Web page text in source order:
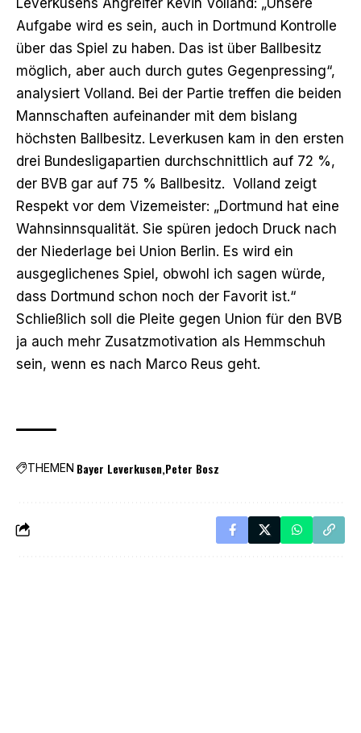
Aufgabe wird es sein, auch in Dortmund Kontrolle
über das Spiel zu haben. Das ist über Ballbesitz
möglich, aber auch durch gutes Gegenpressing“,
analysiert Volland. Bei der Partie treffen die beiden
Mannschaften aufeinander mit dem bislang
höchsten Ballbesitz. Leverkusen kam in den ersten
drei Bundesligapartien durchschnittlich auf 72 %,
der BVB gar auf 75 % Ballbesitz. Volland zeigt
Respekt vor dem Vizemeister: „Dortmund hat eine
Wahnsinnsqualität. Sie spüren jedoch Druck nach
der Niederlage bei Union Berlin. Es wird ein
ausgeglichenes Spiel, obwohl ich sagen würde,
dass Dortmund schon noch der Favorit ist.“
Schließlich soll die Pleite gegen Union für den BVB
ja auch mehr Zusatzmotivation als Hemmschuh
sein, wenn es nach Marco Reus geht.
THEMEN Bayer Leverkusen Peter Bosz